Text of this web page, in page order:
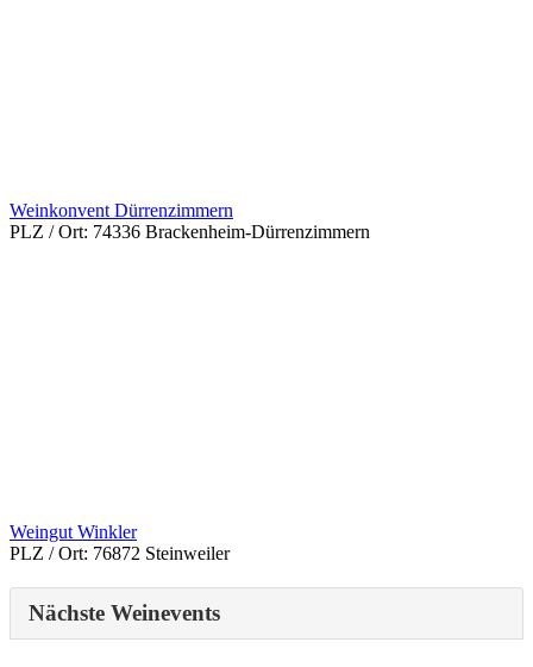
Weinkonvent Dürrenzimmern
PLZ / Ort: 74336 Brackenheim-Dürrenzimmern
Weingut Winkler
PLZ / Ort: 76872 Steinweiler
Nächste Weinevents